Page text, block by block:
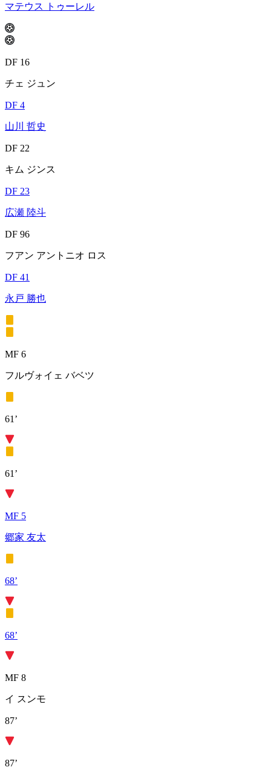
マテウス トゥーレル
DF 16
チェ ジュン
DF 4
山川 哲史
DF 22
キム ジンス
DF 23
広瀬 陸斗
DF 96
フアン アントニオ ロス
DF 41
永戸 勝也
MF 6
フルヴォイェ バベツ
61’
61’
MF 5
郷家 友太
68’
68’
MF 8
イ スンモ
87’
87’